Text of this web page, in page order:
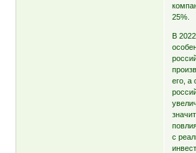
25%.
В
его, а
с